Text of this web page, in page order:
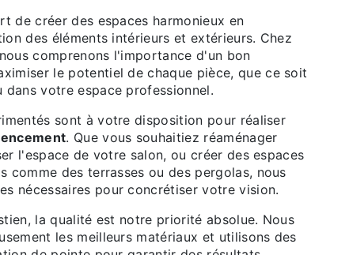
de créer des espaces harmonieux en
des éléments intérieurs et extérieurs. Chez
comprenons l'importance d'un bon
le potentiel de chaque pièce, que ce soit
dans votre espace professionnel.
sont à votre disposition pour réaliser
. Que vous souhaitiez réaménager
l'espace de votre salon, ou créer des espaces
comme des terrasses ou des pergolas, nous
nécessaires pour concrétiser votre vision.
la qualité est notre priorité absolue. Nous
les meilleurs matériaux et utilisons des